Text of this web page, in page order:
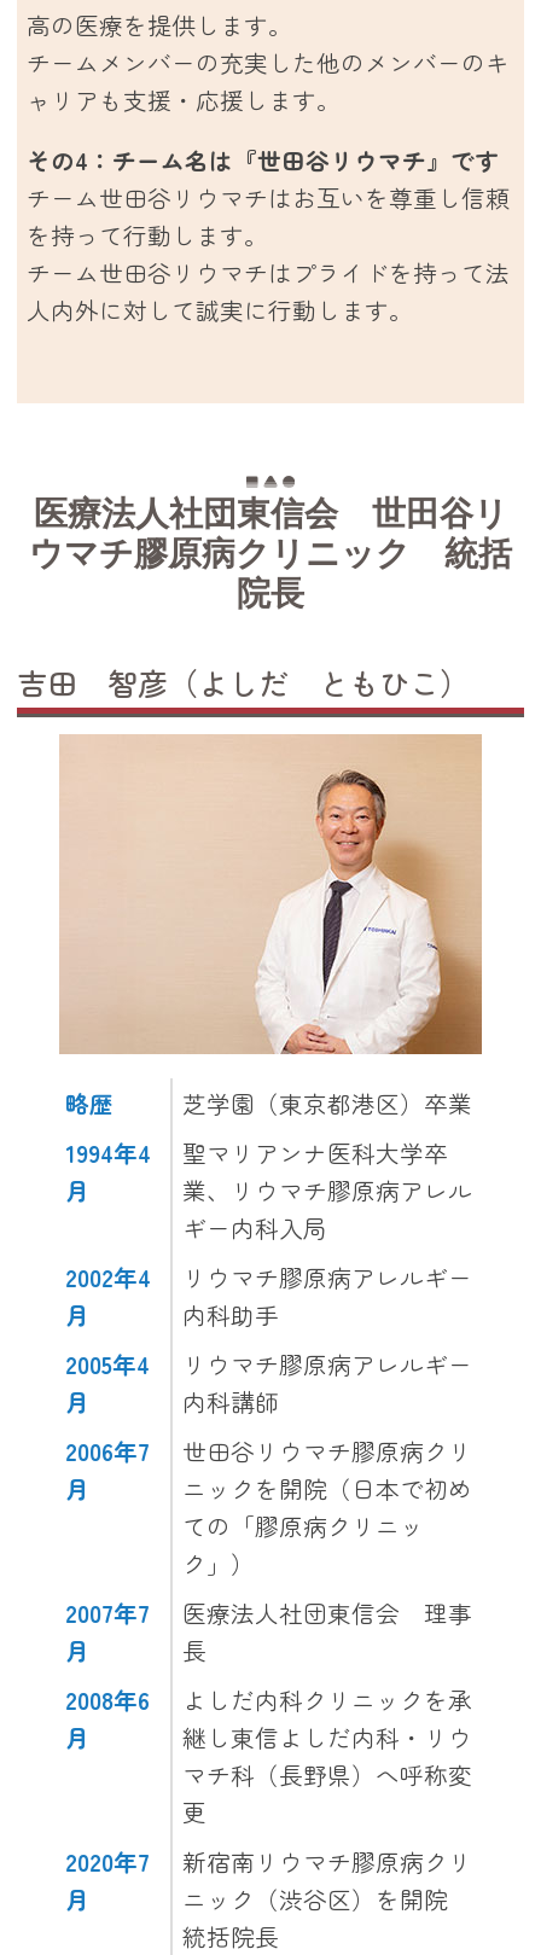
高の医療を提供します。
チームメンバーの充実した他のメンバーのキ
ャリアも支援・応援します。
その4：チーム名は『世田谷リウマチ』です
チーム世田谷リウマチはお互いを尊重し信頼
を持って行動します。
チーム世田谷リウマチはプライドを持って法
人内外に対して誠実に行動します。
医療法人社団東信会 世田谷リ
ウマチ膠原病クリニック 統括
院長
吉田 智彦（よしだ ともひこ）
略歴
芝学園（東京都港区）卒業
1994年4
月
聖マリアンナ医科大学卒
業、リウマチ膠原病アレル
ギー内科入局
2002年4
月
リウマチ膠原病アレルギー
内科助手
2005年4
月
リウマチ膠原病アレルギー
内科講師
2006年7
月
世田谷リウマチ膠原病クリ
ニックを開院（日本で初め
ての「膠原病クリニッ
ク」）
2007年7
月
医療法人社団東信会 理事
長
2008年6
月
よしだ内科クリニックを承
継し東信よしだ内科・リウ
マチ科（長野県）へ呼称変
更
2020年7
月
新宿南リウマチ膠原病クリ
ニック（渋谷区）を開院
統括院長